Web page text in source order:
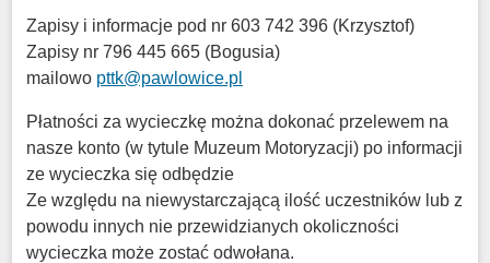
Zapisy i informacje pod nr 603 742 396 (Krzysztof)
Zapisy nr 796 445 665 (Bogusia)
mailowo pttk@pawlowice.pl
Płatności za wycieczkę można dokonać przelewem na
nasze konto (w tytule Muzeum Motoryzacji) po informacji
ze wycieczka się odbędzie
Ze względu na niewystarczającą ilość uczestników lub z
powodu innych nie przewidzianych okoliczności
wycieczka może zostać odwołana.